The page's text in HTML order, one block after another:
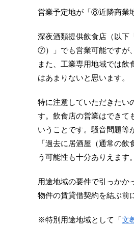
営業予定地が「⑧近隣商業
深夜酒類提供飲食店（以下
⑦）」でも営業可能ですが
また、工業専用地域では
はあまりないと思います。
特に注意していただきた
す。飲食店の営業はできて
いうことです。騒音問題等
「過去に居酒屋（通常の
う可能性も十分ありえます。
用途地域の要件で引っかか
物件の賃貸借契約を結ぶ前
※特別用途地域として「文